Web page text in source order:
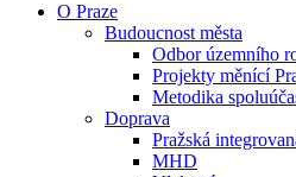
O Praze
Budoucnost města
Odbor územního
Projekty měnící
Metodika
Doprava
Pražská
MHD